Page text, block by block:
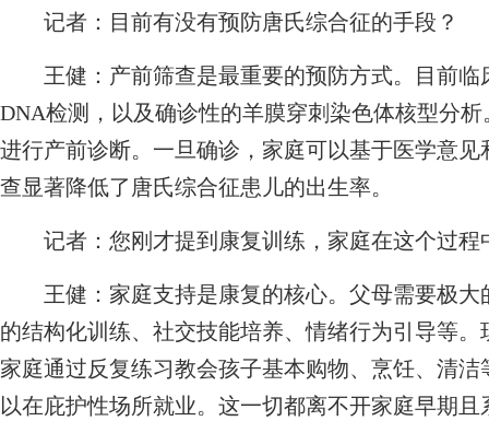
记者： 目前有没有预防唐氏综合征的手段？
王健： 产前筛查是最重要的预防方式。目前
DNA检测，以及确诊性的羊膜穿刺染色体核型分
进行产前诊断。一旦确诊，家庭可以基于医学意
查显著降低了唐氏综合征患儿的出生率。
记者： 您刚才提到康复训练，家庭在这个过程
王健： 家庭支持是康复的核心。父母需要极
的结构化训练、社交技能培养、情绪行为引导等
家庭通过反复练习教会孩子基本购物、烹饪、清
以在庇护性场所就业。这一切都离不开家庭早期且